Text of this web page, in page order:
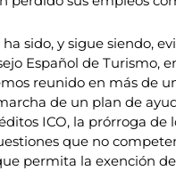
sido, y sigue siendo,
Español de Turismo,
reunido en más de
de un plan de
ICO, la prórroga de
que no
permita la exención